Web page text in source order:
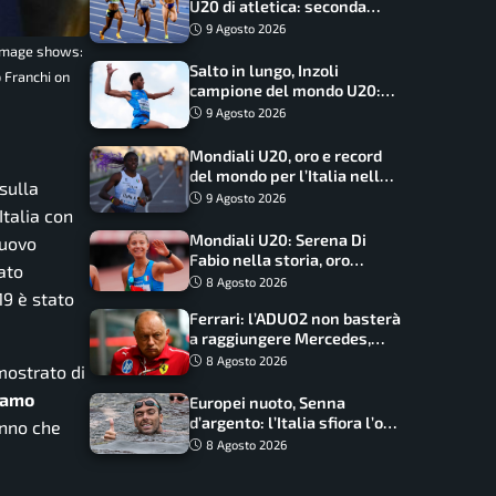
shows:
on
con
è stato
di
che
U20 di atletica: seconda
dietro solo agli USA nel
9 Agosto 2026
Salto in lungo, Inzoli
campione del mondo U20:
basta un centimetro
9 Agosto 2026
Mondiali U20, oro e record
del mondo per l’Italia nella
4×100 mista: Doualla
9 Agosto 2026
Mondiali U20: Serena Di
Fabio nella storia, oro
dominio totale nei 5000 di
8 Agosto 2026
Ferrari: l’ADUO2 non basterà
a raggiungere Mercedes,
novità per la Macarena
8 Agosto 2026
Europei nuoto, Senna
d’argento: l’Italia sfiora l’oro
nella staffetta, Paltrinieri
8 Agosto 2026